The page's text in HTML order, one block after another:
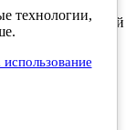
в Федеральной
5
ЭЛ № ФС 77 -
технологии,